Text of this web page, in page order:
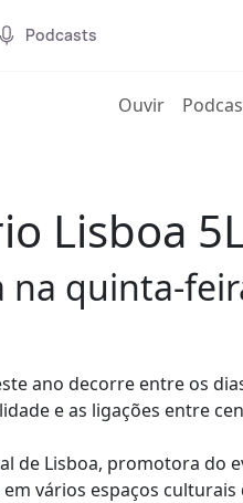
Podcasts
Ouvir(current)
Lisboa
na quinta-
ano decorre entre os
e as ligações entre
de Lisboa, promotora do
vários espaços